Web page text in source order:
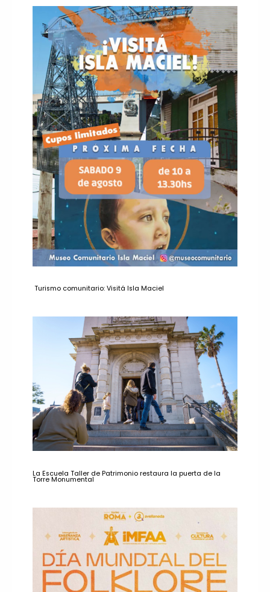
Turismo comunitario: Visitá Isla Maciel
La Escuela Taller de Patrimonio restaura la puerta de la
Torre Monumental